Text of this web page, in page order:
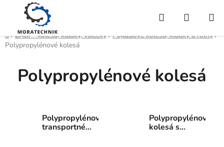
Hľadať
KOŠÍK
Domov
/ ZABI - kolesá, kladky, valčeky / Pojazdové kolesá, kladky a roľny /
Polypropylénové kolesá
Polypropylénové kolesá
Polypropylénové
transportné
Polypropylénové
kolesá s